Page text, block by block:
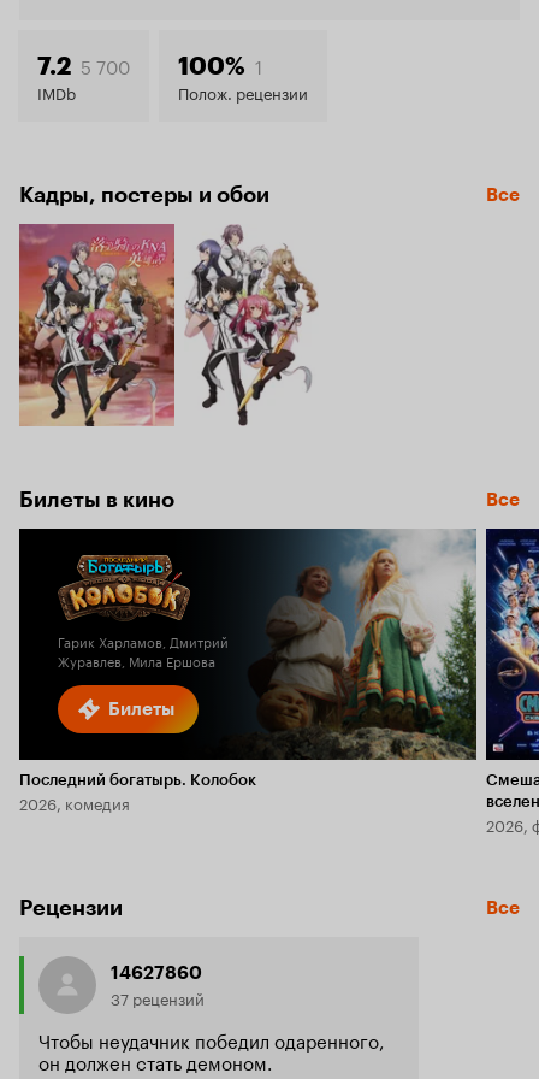
6.8
7.2 5 700
IMDb
100% 1
Полож. рецензии
Кадры, постеры и обои Все
Билеты в кино Все
Билеты
Гарик Харламов, Дмитрий
Журавлев, Мила Ершова
Последний богатырь. Колобок
2026, комедия
2026,
Рецензии Все
14627860
37 рецензий
Чтобы неудачник победил одаренного,
он должен стать демоном.